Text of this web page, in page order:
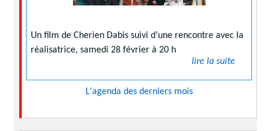
Un film de Cherien Dabis suivi d’une rencontre avec la
réalisatrice, samedi 28 février à 20 h
lire la suite
L'agenda des derniers mois